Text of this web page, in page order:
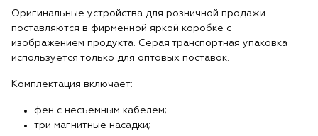
Оригинальные устройства для розничной продажи
поставляются в фирменной яркой коробке с
изображением продукта. Серая транспортная упаковка
используется только для оптовых поставок.
Комплектация включает:
фен с несъемным кабелем;
три магнитные насадки;